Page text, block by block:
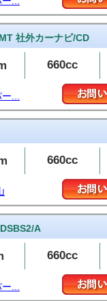
社外カーナビ/CD
660cc
...
660cc
A
660cc
...